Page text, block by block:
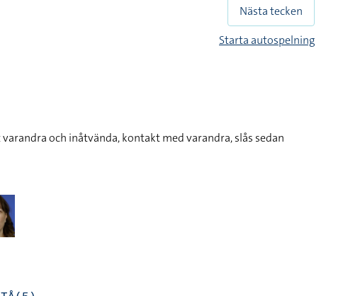
Nästa tecken
Starta autospelning
och inåtvända, kontakt med varandra, slås sedan